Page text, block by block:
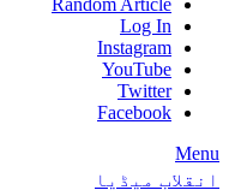
Random Article
Log In
Instagram
YouTube
Twitter
Facebook
Menu
انقلاب میڈیا